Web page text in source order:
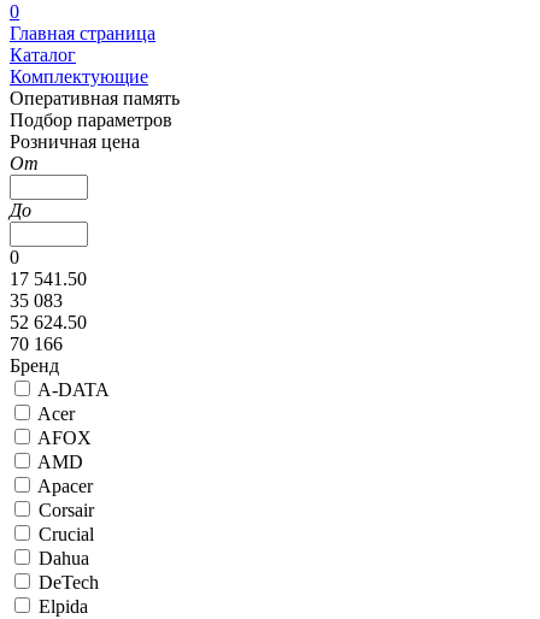
0
Главная страница
Каталог
Комплектующие
Оперативная память
Подбор параметров
Розничная цена
От
До
0
17 541.50
35 083
52 624.50
70 166
Бренд
A-DATA
Acer
AFOX
AMD
Apacer
Corsair
Crucial
Dahua
DeTech
Elpida